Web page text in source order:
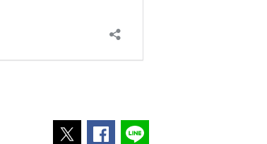
ポストするFacebookでシェアする